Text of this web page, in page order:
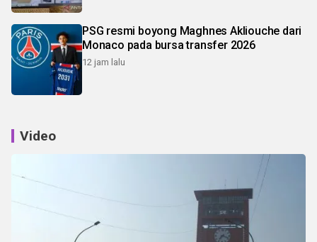
PSG resmi boyong Maghnes Akliouche dari
Monaco pada bursa transfer 2026
12 jam lalu
Video